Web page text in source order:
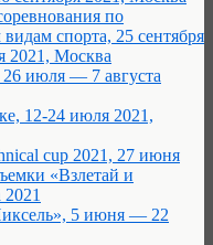
по
спорта, 25 сентября
2021, Москва
июля — 7 августа
12-24 июля 2021,
cup 2021, 27 июня
«Взлетай и
5 июня — 22